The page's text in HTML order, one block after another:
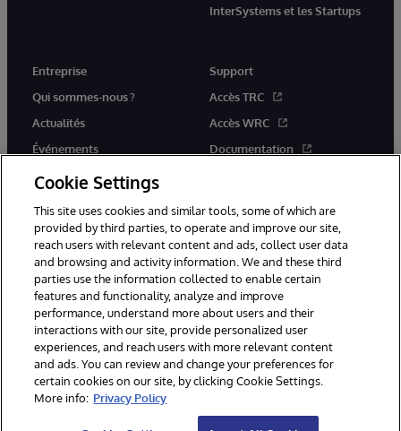
InterSystems et les Startups
Entreprise
Qui sommes-nous ?
Actualités
Événements
Rejoignez-nous
Support
Accès TRC
Accès WRC
Documentation
© 1996-2026 InterSystems Corporation, Boston, MA. Tous droits
réservés.
Mentions légales
Déclaration de confidentialité d'InterSystems Corporation
Accessibilité
Cookie Settings
This site uses cookies and similar tools, some of which are
provided by third parties, to operate and improve our site,
reach users with relevant content and ads, collect user data
and browsing and activity information. We and these third
parties use the information collected to enable certain
features and functionality, analyze and improve
performance, understand more about users and their
interactions with our site, provide personalized user
experiences, and reach users with more relevant content
and ads. You can review and change your preferences for
certain cookies on our site, by clicking Cookie Settings.
More info: Privacy Policy